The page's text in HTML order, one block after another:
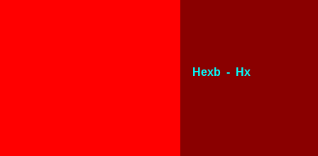
Hexb - Hx